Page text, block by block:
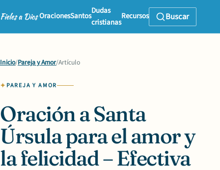
OracionesSantos
Dudas
cristianas
Recursos Buscar
Inicio/Pareja y Amor/Artículo
PAREJA Y AMOR
Oración a Santa
Úrsula para el amor y
la felicidad – Efectiva